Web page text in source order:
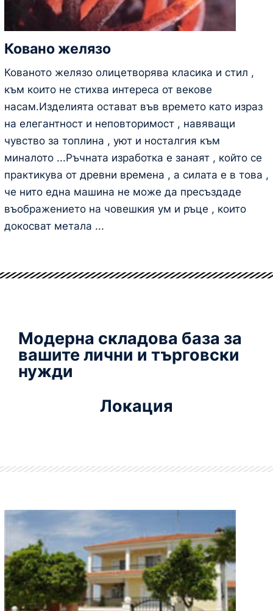
Ковано желязо
Кованото желязо олицетворява класика и стил ,
към които не стихва интереса от векове
насам.Изделията остават във времето като израз
на елегантност и неповторимост , навяващи
чувство за топлина , уют и носталгия към
миналото ...Ръчната изработка е занаят , който се
практикува от древни времена , а силата е в това ,
че нито една машина не може да пресъздаде
въображението на човешкия ум и ръце , които
докосват метала ...
Модерна складова база за
вашите лични и търговски
нужди
Локация